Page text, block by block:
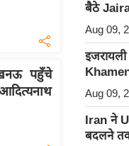
पहुँचे
बैठे
Aug 09,
Aug 09,
Iran ने
बदलने